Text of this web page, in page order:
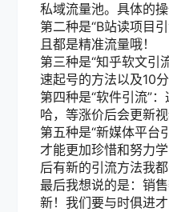
私域流量池。具体的
第二种是“B站读项目
且都是精准流量哦！
第三种是“知乎软文引
速起号的方法以及10
第四种是“软件引流”
哈，等涨价后会更新视
第五种是“新媒体平台
才能更加珍惜和努力
后有新的引流方法我
最后我想说的是：销
新！我们要与时俱进